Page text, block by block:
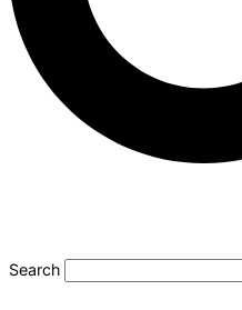
Search